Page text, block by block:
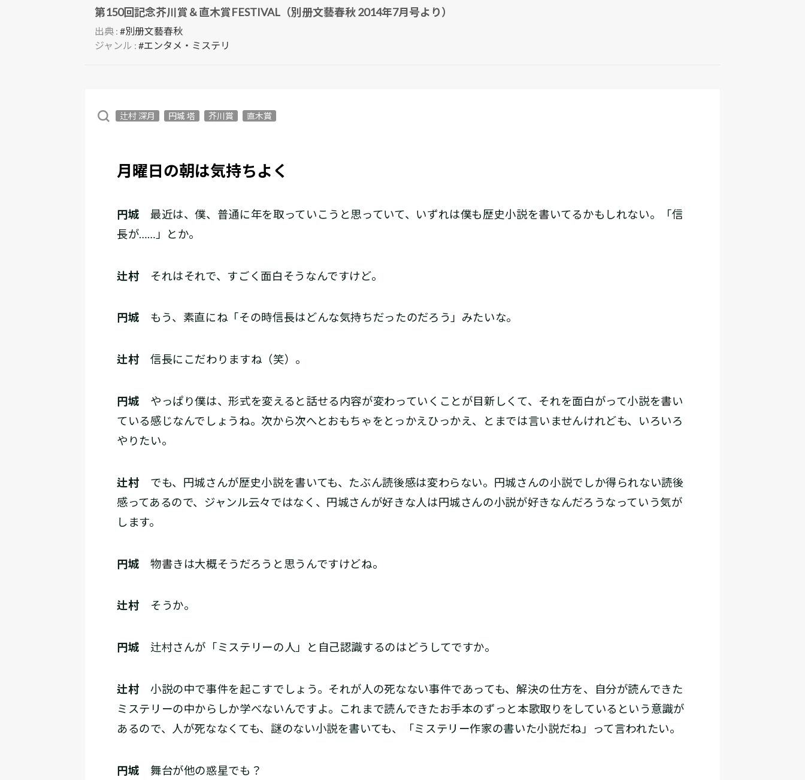
第150回記念芥川賞＆直木賞FESTIVAL（別册文藝春秋 2014年7月号より）
出典 : #別册文藝春秋
ジャンル : #エンタメ・ミステリ
辻村 深月 円城 塔 芥川賞 直木賞
月曜日の朝は気持ちよく
円城 最近は、僕、普通に年を取っていこうと思っていて、いずれは僕も歴史小説を書いてるかもしれない。「信
長が……」とか。
辻村 それはそれで、すごく面白そうなんですけど。
円城 もう、素直にね「その時信長はどんな気持ちだったのだろう」みたいな。
辻村 信長にこだわりますね（笑）。
円城 やっぱり僕は、形式を変えると話せる内容が変わっていくことが目新しくて、それを面白がって小説を書い
ている感じなんでしょうね。次から次へとおもちゃをとっかえひっかえ、とまでは言いませんけれども、いろいろ
やりたい。
辻村 でも、円城さんが歴史小説を書いても、たぶん読後感は変わらない。円城さんの小説でしか得られない読後
感ってあるので、ジャンル云々ではなく、円城さんが好きな人は円城さんの小説が好きなんだろうなっていう気が
します。
円城 物書きは大概そうだろうと思うんですけどね。
辻村 そうか。
円城 辻村さんが「ミステリーの人」と自己認識するのはどうしてですか。
辻村 小説の中で事件を起こすでしょう。それが人の死なない事件であっても、解決の仕方を、自分が読んできた
ミステリーの中からしか学べないんですよ。これまで読んできたお手本のずっと本歌取りをしているという意識が
あるので、人が死ななくても、謎のない小説を書いても、「ミステリー作家の書いた小説だね」って言われたい。
円城 舞台が他の惑星でも？